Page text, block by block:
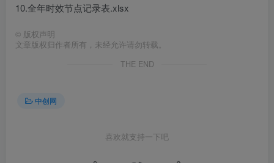
10.全年时效节点记录表.xlsx
© 版权声明
文章版权归作者所有，未经允许请勿转载。
THE END
中创网
喜欢就支持一下吧